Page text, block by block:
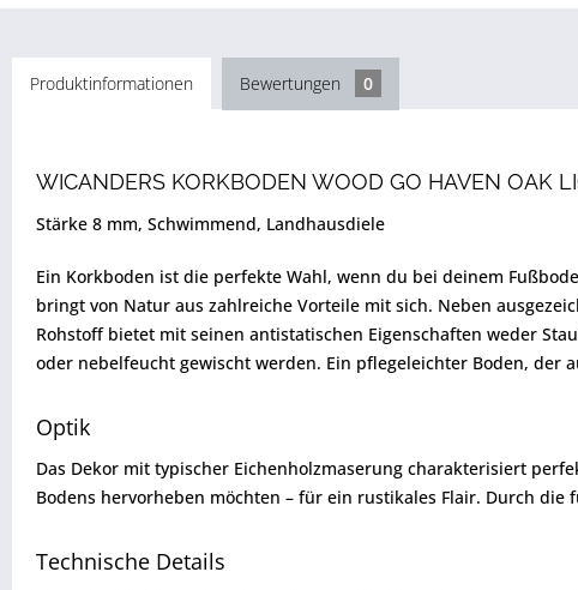
Produktinformationen Bewertungen 0
WICANDERS KORKBODEN WOOD GO HAVEN OAK
Stärke 8 mm, Schwimmend, Landhausdiele
Ein Korkboden ist die perfekte Wahl, wenn du bei deinem
bringt von Natur aus zahlreiche Vorteile mit sich. Neben
Rohstoff bietet mit seinen antistatischen Eigenschaften weder
oder nebelfeucht gewischt werden. Ein pflegeleichter Boden, der
Optik
Das Dekor mit typischer Eichenholzmaserung charakterisiert
Bodens hervorheben möchten – für ein rustikales Flair. Durch
Technische Details